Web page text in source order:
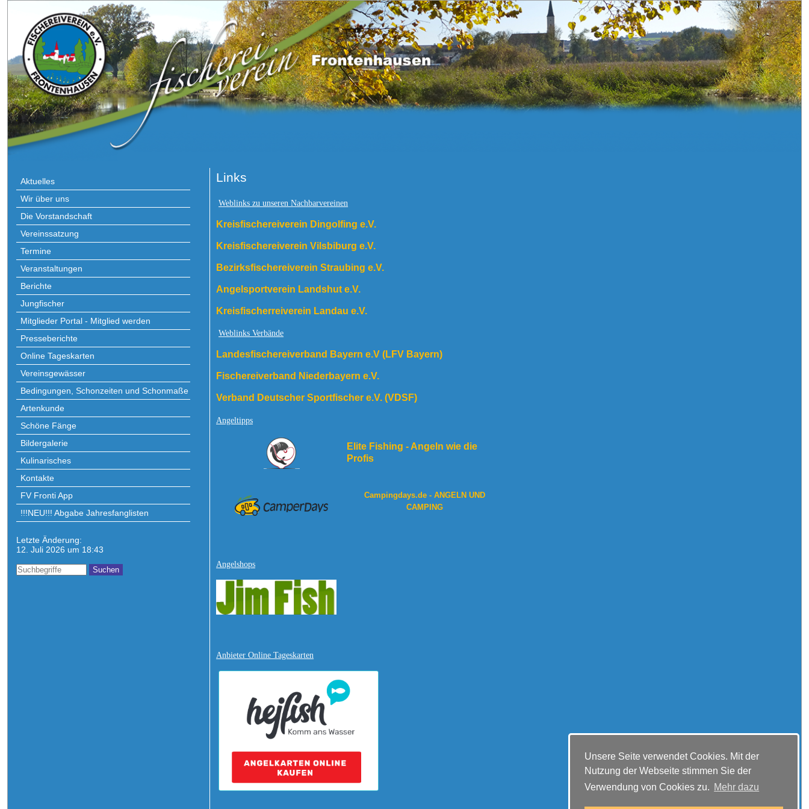
Unsere Seite verwendet Cookies. Mit der
Nutzung der Webseite stimmen Sie der
Verwendung von Cookies zu. Mehr dazu
Aktuelles
Wir über uns
Die Vorstandschaft
Vereinssatzung
Termine
Veranstaltungen
Berichte
Jungfischer
Mitglieder Portal - Mitglied werden
Presseberichte
Online Tageskarten
Vereinsgewässer
Bedingungen, Schonzeiten und Schonmaße
Artenkunde
Schöne Fänge
Bildergalerie
Kulinarisches
Kontakte
FV Fronti App
!!!NEU!!! Abgabe Jahresfanglisten
Letzte Änderung:
12. Juli 2026 um 18:43
Links
Weblinks zu unseren Nachbarvereinen
Kreisfischereiverein Dingolfing e.V.
Kreisfischereiverein Vilsbiburg e.V.
Bezirksfischereiverein Straubing e.V.
Angelsportverein Landshut e.V.
Kreisfischerreiverein Landau e.V.
Weblinks Verbände
Landesfischereiverband Bayern e.V (LFV Bayern)
Fischereiverband Niederbayern e.V.
Verband Deutscher Sportfischer e.V. (VDSF)
Angeltipps
Elite Fishing - Angeln wie die
Profis
Campingdays.de -ANGELN UND
CAMPING
Angelshops
Anbieter Online Tageskarten